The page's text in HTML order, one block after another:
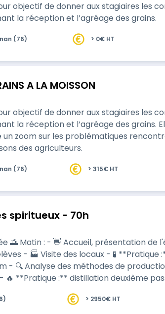
objectif de donner aux stagiaires les
la réception et l’agréage des grains.
(76) > 0€ HT
A LA MOISSON
objectif de donner aux stagiaires les
la réception et l’agréage des grains.
zoom sur les problématiques
des agriculteurs.
(76) > 315€ HT
spiritueux - 70h
du
des locaux - 🧪 **Pratique :** mise en
- 🔍 Analyse des méthodes de
🔥 **Pratique :** distillation deuxième
des nutriments et levures pour le
> 2950€ HT